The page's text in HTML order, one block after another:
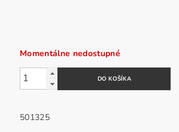
Momentálne nedostupné
501325